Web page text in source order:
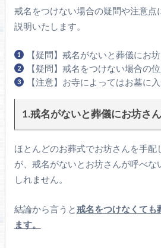
戒名をつけない場合の疑問や注意点
説明いたします。
【疑問】戒名がないと葬儀にお
【疑問】戒名をつけない場合の
【注意】お寺によってはお墓に
1.戒名がないと葬儀にお坊さ
ほとんどのお葬式でお坊さんを手配
が、戒名がないとお坊さんが呼べな
しれません。
結論から言うと戒名をつけなくても
ます。